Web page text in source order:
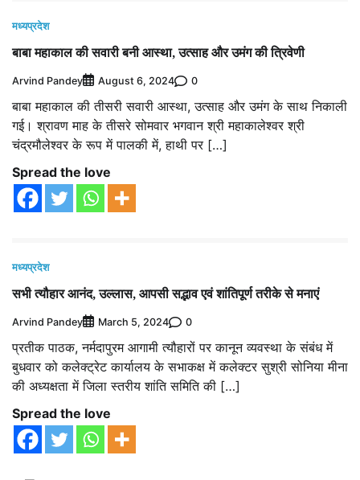
मध्यप्रदेश
बाबा महाकाल की सवारी बनी आस्था, उत्साह और उमंग की त्रिवेणी
Arvind Pandey August 6, 2024 0
बाबा महाकाल की तीसरी सवारी आस्था, उत्साह और उमंग के साथ निकाली
गई। श्रावण माह के तीसरे सोमवार भगवान श्री महाकालेश्वर श्री
चंद्रमौलेश्वर के रूप में पालकी में, हाथी पर […]
Spread the love
मध्यप्रदेश
सभी त्यौहार आनंद, उल्लास, आपसी सद्भाव एवं शांतिपूर्ण तरीके से मनाएं
Arvind Pandey March 5, 2024 0
प्रतीक पाठक, नर्मदापुरम आगामी त्यौहारों पर कानून व्यवस्था के संबंध में
बुधवार को कलेक्ट्रेट कार्यालय के सभाकक्ष में कलेक्टर सुश्री सोनिया मीना
की अध्यक्षता में जिला स्तरीय शांति समिति की […]
Spread the love